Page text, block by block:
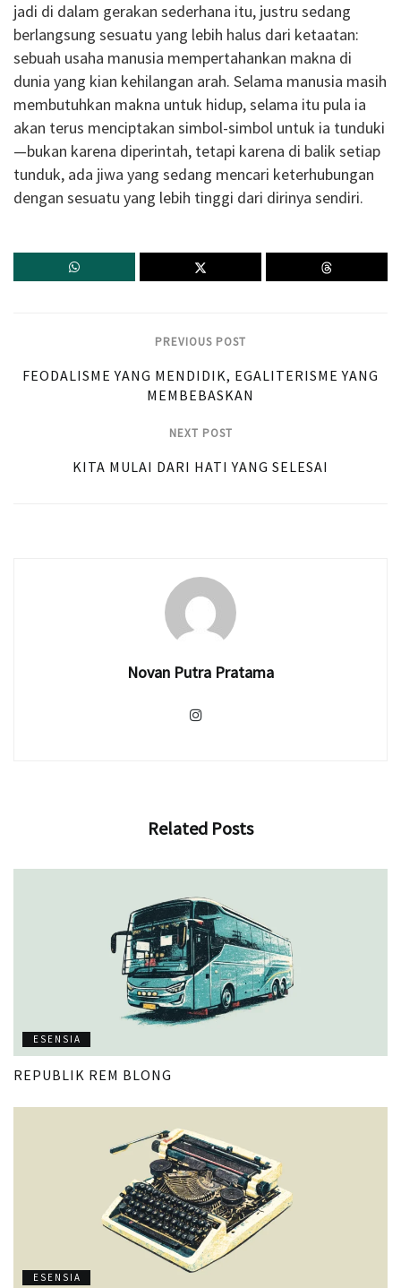
jadi di dalam gerakan sederhana itu, justru sedang
berlangsung sesuatu yang lebih halus dari ketaatan:
sebuah usaha manusia mempertahankan makna di
dunia yang kian kehilangan arah. Selama manusia masih
membutuhkan makna untuk hidup, selama itu pula ia
akan terus menciptakan simbol-simbol untuk ia tunduki
—bukan karena diperintah, tetapi karena di balik setiap
tunduk, ada jiwa yang sedang mencari keterhubungan
dengan sesuatu yang lebih tinggi dari dirinya sendiri.
PREVIOUS POST
FEODALISME YANG MENDIDIK, EGALITERISME YANG
MEMBEBASKAN
NEXT POST
KITA MULAI DARI HATI YANG SELESAI
Novan Putra Pratama
Related Posts
ESENSIA
REPUBLIK REM BLONG
ESENSIA